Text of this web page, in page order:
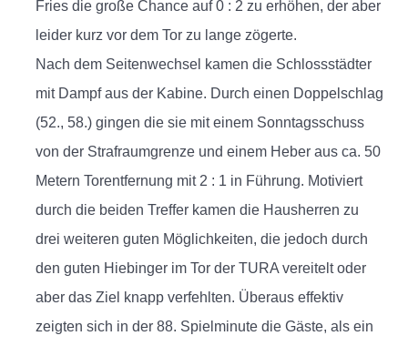
Fries die große Chance auf 0 : 2 zu erhöhen, der aber
leider kurz vor dem Tor zu lange zögerte.
Nach dem Seitenwechsel kamen die Schlossstädter
mit Dampf aus der Kabine. Durch einen Doppelschlag
(52., 58.) gingen die sie mit einem Sonntagsschuss
von der Strafraumgrenze und einem Heber aus ca. 50
Metern Torentfernung mit 2 : 1 in Führung. Motiviert
durch die beiden Treffer kamen die Hausherren zu
drei weiteren guten Möglichkeiten, die jedoch durch
den guten Hiebinger im Tor der TURA vereitelt oder
aber das Ziel knapp verfehlten. Überaus effektiv
zeigten sich in der 88. Spielminute die Gäste, als ein